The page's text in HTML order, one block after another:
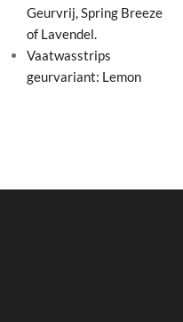
Geurvrij, Spring Breeze
of Lavendel.
Vaatwasstrips
geurvariant: Lemon